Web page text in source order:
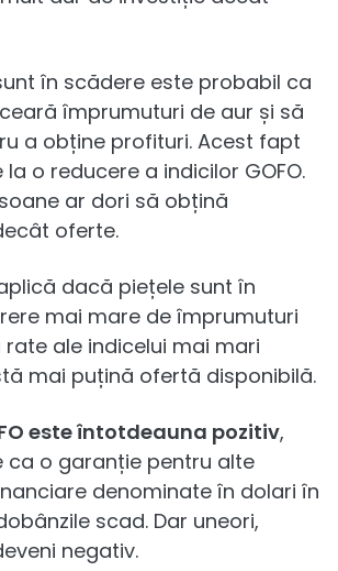
în scădere este probabil ca
împrumuturi de aur și să
a obține profituri. Acest fapt
o reducere a indicilor GOFO.
ar dori să obțină
oferte.
dacă piețele sunt în
mai mare de împrumuturi
ale indicelui mai mari
mai puțină ofertă disponibilă.
este întotdeauna pozitiv,
ca o garanție pentru alte
denominate în dolari în
scad. Dar uneori,
negativ.